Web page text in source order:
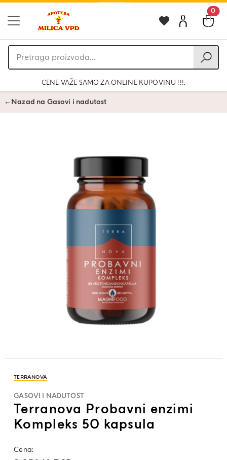
0
Pretraga
proizvoda
CENE VAŽE SAMO ZA ONLINE KUPOVINU !!!.
←Nazad na Gasovi i nadutost
TERRANOVA
GASOVI I NADUTOST
Terranova Probavni enzimi
Kompleks 50 kapsula
Cena: